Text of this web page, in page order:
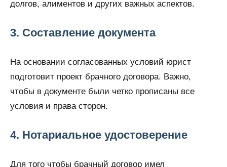
долгов, алиментов и других важных аспектов.
3. Составление документа
На основании согласованных условий юрист
подготовит проект брачного договора. Важно,
чтобы в документе были четко прописаны все
условия и права сторон.
4. Нотариальное удостоверение
Для того чтобы брачный договор имел